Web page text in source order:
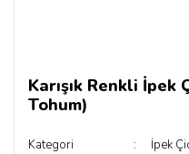
Karışık Renkli İpek
Tohum)
Kategori İpek